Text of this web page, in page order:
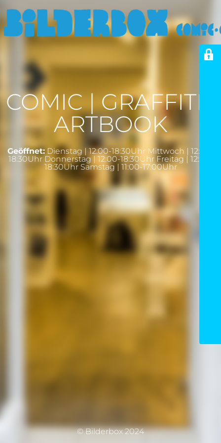
COMIC | GRAFFITI |
ARTBOOK
Geöffnet: Dienstag | 12:00-18:30Uhr Mittwoch | 12:00-
18:30Uhr Donnerstag | 12:00-18:30Uhr Freitag | 12:00-
18:30Uhr Samstag | 11:00-17:00Uhr
© Bilderbox 2024